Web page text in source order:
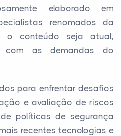
elaborado em
renomados da
o conteúdo seja atual,
com as demandas do
para enfrentar desafios
e avaliação de riscos
políticas de segurança
recentes tecnologias e